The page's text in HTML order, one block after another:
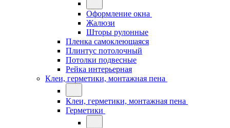
Оформление окна
Жалюзи
Шторы рулонные
Пленка самоклеющаяся
Плинтус потолочный
Потолки подвесные
Рейка интерьерная
Клеи, герметики, монтажная пена
Клеи, герметики, монтажная пена
Герметики